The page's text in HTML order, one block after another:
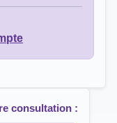
consultation :